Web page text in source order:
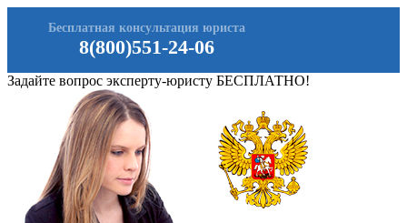
8(800)551-24-06
Бесплатная консультация юриста
Задайте вопрос эксперту-юристу БЕСПЛАТНО!